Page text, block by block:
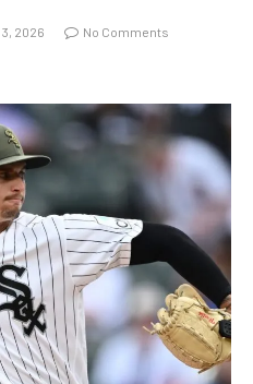
2026 No Comments